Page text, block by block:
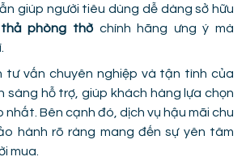
giúp người tiêu dùng dễ dàng sở hữu
phòng thờchính hãng ưng ý mà
tư vấn chuyên nghiệp và tận tình của
sàng hỗ trợ, giúp khách hàng lựa chọn
nhất. Bên cạnh đó, dịch vụ hậu mãi chu
hành rõ ràng mang đến sự yên tâm
mua.